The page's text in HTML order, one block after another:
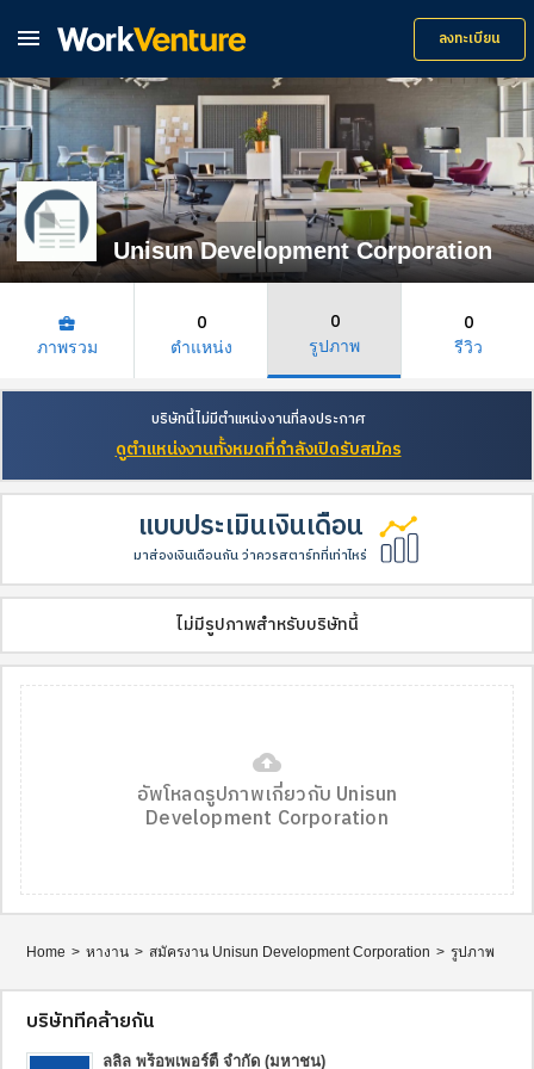
 ลงทะเบียน
Unisun Development Corporation
business_center
ภาพรวม
0
ตำแหน่ง
0
รูปภาพ
0
รีวิว
บริษัทนี้ไม่มีตำแหน่งงานที่ลงประกาศ
ดูตำแหน่งงานทั้งหมดที่กำลังเปิดรับสมัคร
แบบประเมินเงินเดือน
มาส่องเงินเดือนกัน ว่าควรสตาร์ทที่เท่าไหร่
ไม่มีรูปภาพสำหรับบริษัทนี้
cloud_upload
อัพโหลดรูปภาพเกี่ยวกับ Unisun
Development Corporation
Home > หางาน > สมัครงาน Unisun Development Corporation > รูปภาพ
บริษัทที่คล้ายกัน
ลลิล พร็อพเพอร์ตี้ จำกัด (มหาชน)